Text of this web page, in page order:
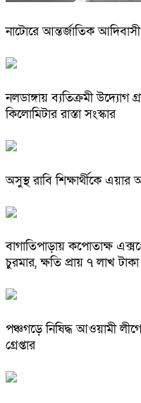
নাটোরে আন্তর্জাতিক
নলডাঙ্গায় ব্যতিক্রমী উদ্যোগ
কিলোমিটার রাস্তা সংস্কার
অসুস্থ রাবি শিক্ষার্থীকে এয়ার
বাগাতিপাড়ায় কপোতাক্ষ
চুরমার, ক্ষতি প্রায় ৭ লাখ টাকা
পঞ্চগড়ে নিষিদ্ধ আওয়ামী
গ্রেপ্তার